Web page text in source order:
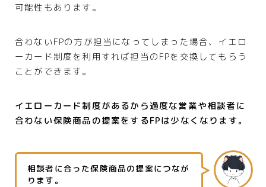
可能性もあります。
合わないFPの方が担当になってしまった場合、イエロ
ーカード制度を利用すれば担当のFPを交換してもらう
ことができます。
イエローカード制度があるから過度な営業や相談者に
合わない保険商品の提案をするFPは少なくなります。
相談者に合った保険商品の提案につなが
ります。